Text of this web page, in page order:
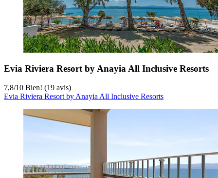
Evia Riviera Resort by Anayia All Inclusive Resorts
7,8/10 Bien! (19 avis)
Evia Riviera Resort by Anayia All Inclusive Resorts